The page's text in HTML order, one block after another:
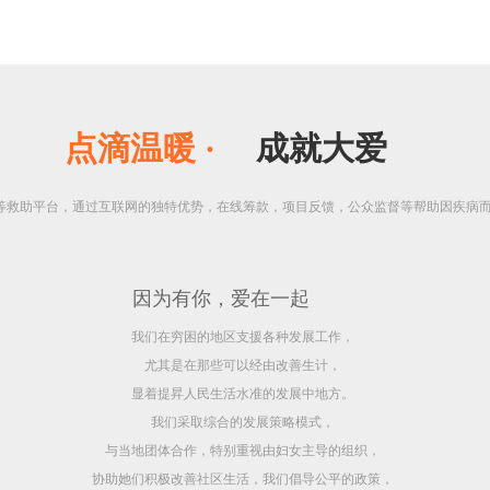
点滴温暖 · 成就大爱
助平台，通过互联网的独特优势，在线筹款，项目反馈，公众监督等帮助因疾病
  因为有你，爱在一起
我们在穷困的地区支援各种发展工作，
尤其是在那些可以经由改善生计，
显着提昇人民生活水准的发展中地方。
我们采取综合的发展策略模式，
与当地团体合作，特别重视由妇女主导的组织，
协助她们积极改善社区生活，我们倡导公平的政策，